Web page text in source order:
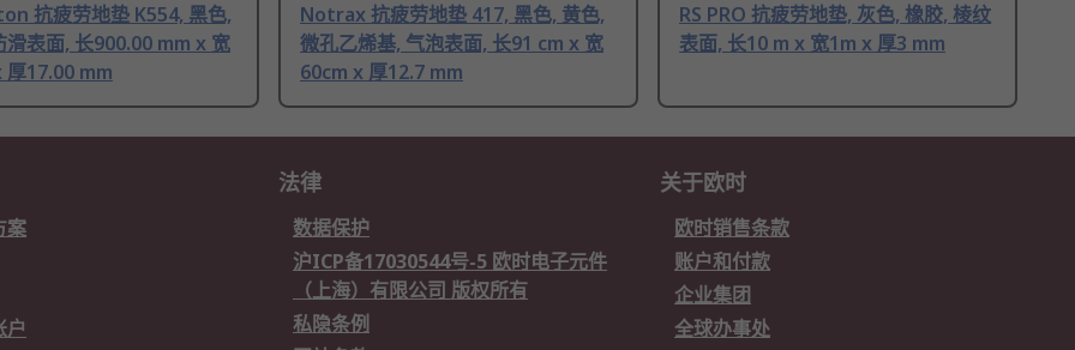
抗疲劳地垫 K554, 黑色,
滑表面, 长900.00 mm x 宽
17.00 mm
Notrax 抗疲劳地垫 417, 黑色, 黄色,
微孔乙烯基, 气泡表面, 长91 cm x 宽
60cm x 厚12.7 mm
RS PRO 抗疲劳地垫, 灰色, 橡胶, 棱纹
表面, 长10 m x 宽1m x 厚3 mm
案
户
法律
数据保护
沪ICP备17030544号-5 欧时电子元件
（上海）有限公司 版权所有
私隐条例
关于欧时
欧时销售条款
账户和付款
企业集团
全球办事处